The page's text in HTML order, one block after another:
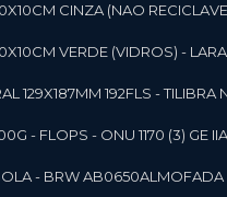
CINZA (NAO
VERDE (VIDROS) - LAR
129X187MM 192FLS - TILIBRA
- FLOPS - ONU 1170 (3) GE II
- BRW AB0650